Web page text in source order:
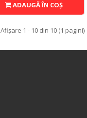
ADAUGĂ ÎN COŞ
Afişare 1 - 10 din 10 (1 pagini)